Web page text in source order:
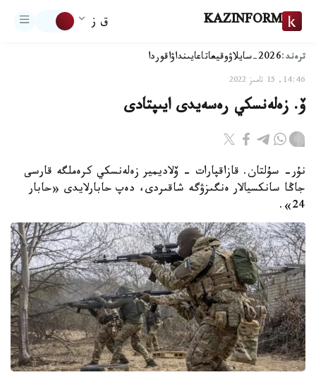
KAZINFORM ق ز
ترەند:2026-سايلاۋ وقيعاتاعايىنداۋاقوردا
14:46, 15 تامىز 2022
ۆ. زەلەنسكي رەسەيدى ايىپتادى
نۇر- سۇلتان. قازاقپارات - ۆلاديمير زەلەنسكي كرەملگە قارسى
جاڭا سانكسيالار ەنگىزۋگە شاقىردى، دەپ حابارلايدى «حابار
24».